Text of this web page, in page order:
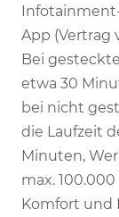
App (Vertrag
Bei
etwa 30
bei nicht
die Laufzeit
Minuten,
max.
Komfort und